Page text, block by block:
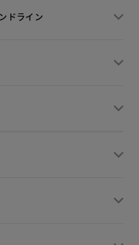
ドライン